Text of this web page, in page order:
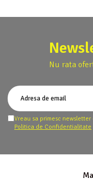
Nu rata
Vreau sa primesc
Politica de Confidentialitate